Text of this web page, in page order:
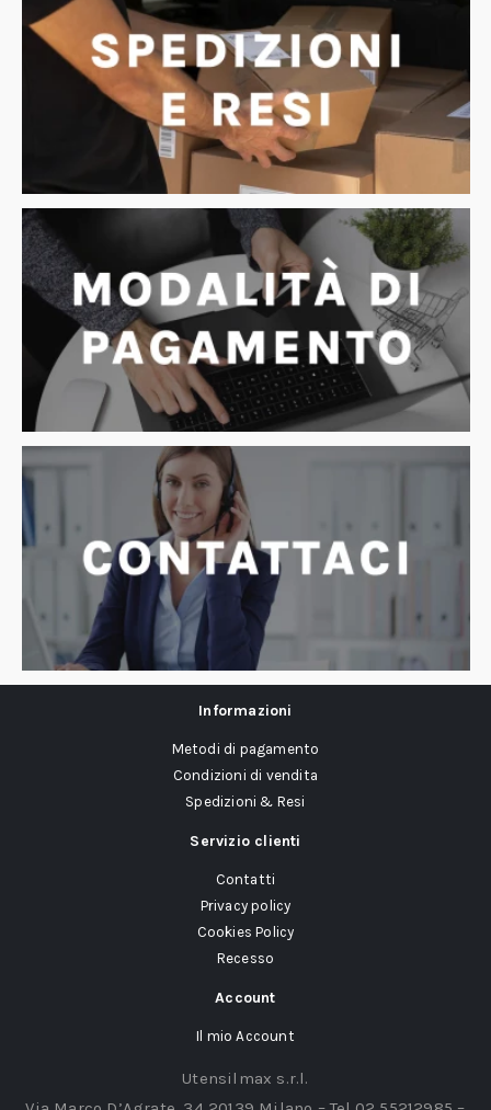
Informazioni
Metodi di pagamento
Condizioni di vendita
Spedizioni & Resi
Servizio clienti
Contatti
Privacy policy
Cookies Policy
Recesso
Account
Il mio Account
Utensilmax s.r.l.